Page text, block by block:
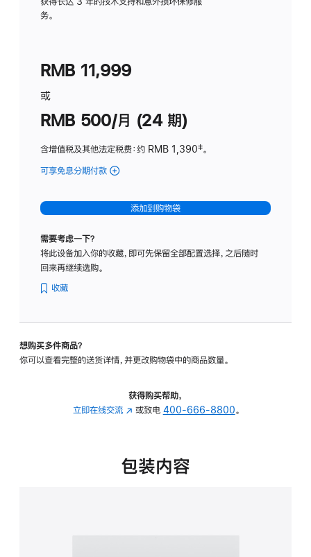
务。
RMB 11,999
或
RMB 500/月 (24 期)
含增值税及其他法定税费：约 RMB 1,390脚
‡。
可享免息分期付款 (Studio
-
标
璃
转
的
添加到购物袋
需要考虑一下？
将此设备加入你的收藏，即可先保留全部配置选择，之后随时
回来再继续选购。
收藏
想购买多件商品？
你可以查看完整的送货详情，并更改购物袋中的商品数量。
获得购买帮助，
立即在线交流 (在
中
或致电 400-666-8800。
包装内容